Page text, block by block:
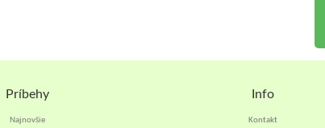
Príbehy
Najnovšie
Info
Kontakt